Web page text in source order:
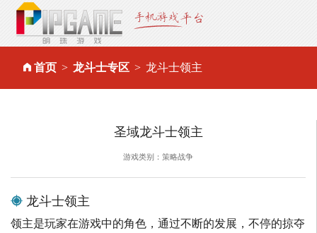
首页 龙斗士专区 龙斗士领主
圣域龙斗士领主
游戏类别：策略战争
龙斗士领主
领主是玩家在游戏中的角色，通过不断的发展，不停的掠夺